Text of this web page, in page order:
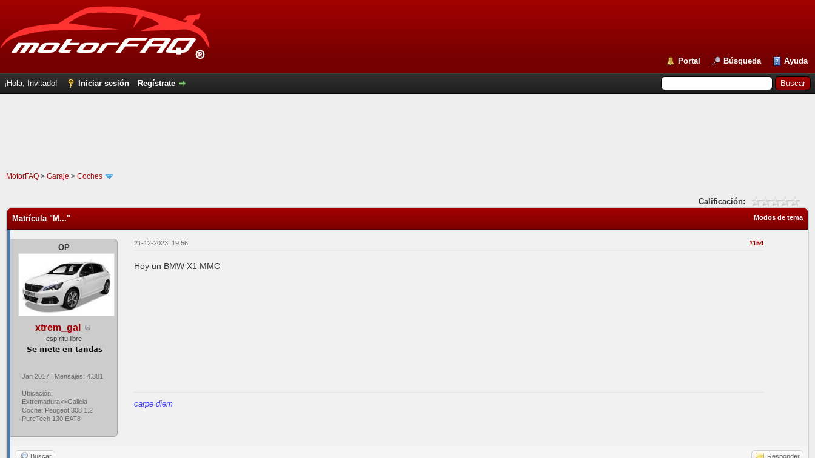
Portal Búsqueda Ayuda
¡Hola, Invitado! Iniciar sesión Regístrate
MotorFAQ > Garaje > Coches
Calificación:
Modos de tema
Matrícula "M..."
OP
xtrem_gal
espíritu libre
Jan 2017 | Mensajes: 4.381
Ubicación:
Extremadura<>Galicia
Coche: Peugeot 308 1.2
PureTech 130 EAT8
#154
21-12-2023, 19:56
Hoy un BMW X1 MMC
carpe diem
Buscar Responder